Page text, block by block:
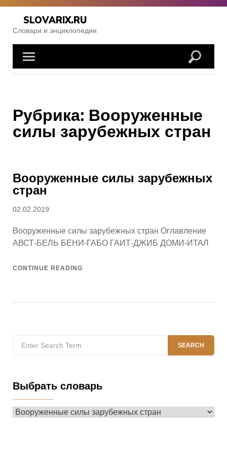
Skip
content
SLOVARIX.RU
Словари и энциклопедии
Рубрика: Вооруженные
силы зарубежных стран
Вооруженные силы зарубежных
стран
Posted
02.02.2019
Вооруженные силы зарубежных стран Оглавление
АВСТ-БЕЛЬ БЕНИ-ГАБО ГАИТ-ДЖИБ ДОМИ-ИТАЛ
CONTINUE READING
for:
SEARCH
Выбрать словарь
Выбрать